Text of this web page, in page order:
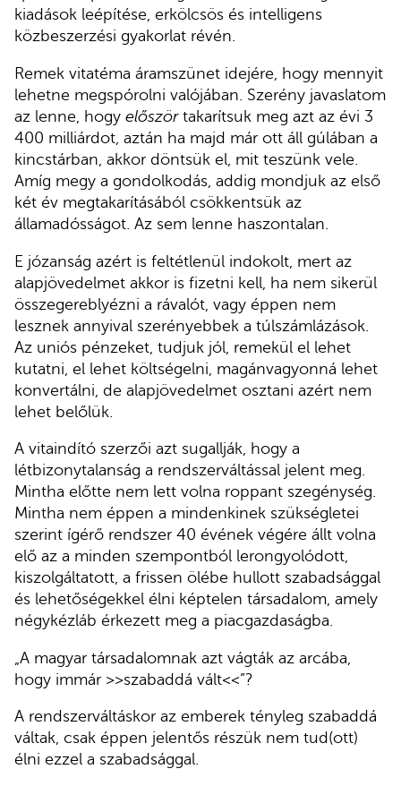
kiadások leépítése, erkölcsös és intelligens
közbeszerzési gyakorlat révén.
Remek vitatéma áramszünet idejére, hogy mennyit
lehetne megspórolni valójában. Szerény javaslatom
az lenne, hogy előszörtakarítsuk meg azt az évi 3
400 milliárdot, aztán ha majd már ott áll gúlában a
kincstárban, akkor döntsük el, mit teszünk vele.
Amíg megy a gondolkodás, addig mondjuk az első
két év megtakarításából csökkentsük az
államadósságot. Az sem lenne haszontalan.
E józanság azért is feltétlenül indokolt, mert az
alapjövedelmet akkor is fizetni kell, ha nem sikerül
összegereblyézni a rávalót, vagy éppen nem
lesznek annyival szerényebbek a túlszámlázások.
Az uniós pénzeket, tudjuk jól, remekül el lehet
kutatni, el lehet költségelni, magánvagyonná lehet
konvertálni, de alapjövedelmet osztani azért nem
lehet belőlük.
A vitaindító szerzői azt sugallják, hogy a
létbizonytalanság a rendszerváltással jelent meg.
Mintha előtte nem lett volna roppant szegénység.
Mintha nem éppen a mindenkinek szükségletei
szerint ígérő rendszer 40 évének végére állt volna
elő az a minden szempontból lerongyolódott,
kiszolgáltatott, a frissen ölébe hullott szabadsággal
és lehetőségekkel élni képtelen társadalom, amely
négykézláb érkezett meg a piacgazdaságba.
„A magyar társadalomnak azt vágták az arcába,
hogy immár >>szabaddá vált<<”?
A rendszerváltáskor az emberek tényleg szabaddá
váltak, csak éppen jelentős részük nem tud(ott)
élni ezzel a szabadsággal.